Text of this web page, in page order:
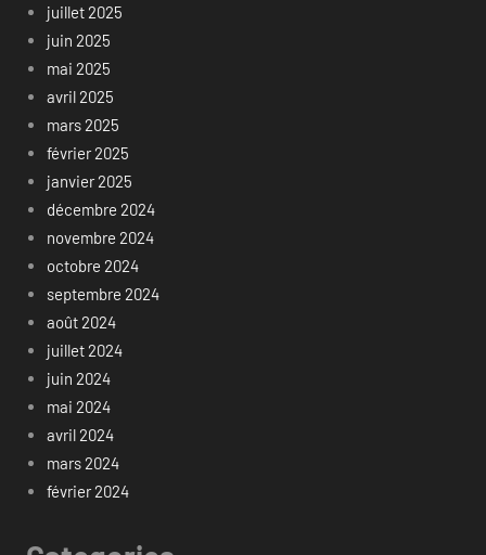
juillet 2025
juin 2025
mai 2025
avril 2025
mars 2025
février 2025
janvier 2025
décembre 2024
novembre 2024
octobre 2024
septembre 2024
août 2024
juillet 2024
juin 2024
mai 2024
avril 2024
mars 2024
février 2024